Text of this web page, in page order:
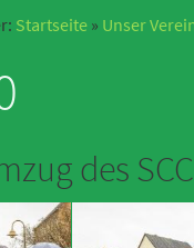
Startseite » Unser
des